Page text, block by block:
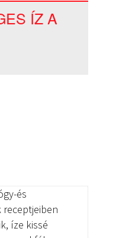
ÍZ A
és
receptjeiben
íze kissé